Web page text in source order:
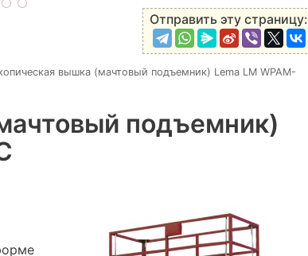
Отправить эту страницу:
вышка (мачтовый подъемник) Lema LM WPAM-
подъемник)